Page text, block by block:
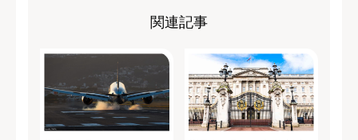
関連記事